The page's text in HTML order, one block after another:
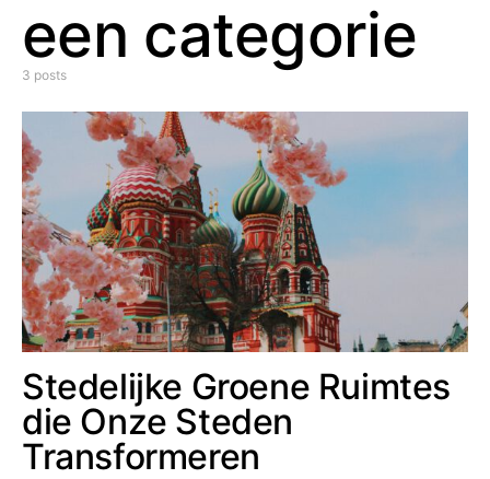
een categorie
3 posts
Stedelijke Groene Ruimtes
die Onze Steden
Transformeren